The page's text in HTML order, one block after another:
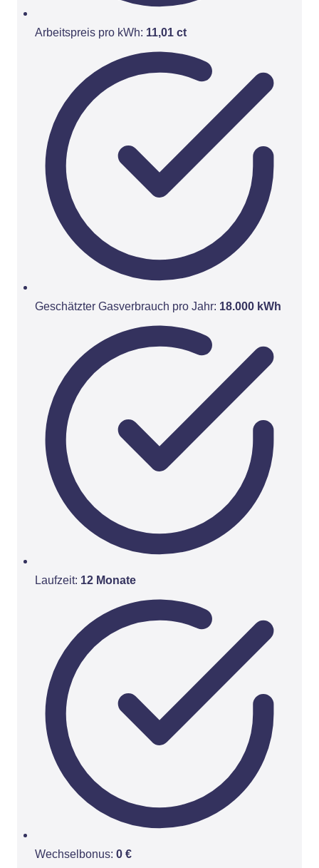
Arbeitspreis pro kWh: 11,01 ct
Geschätzter Gasverbrauch pro Jahr: 18.000 kWh
Laufzeit: 12 Monate
Wechselbonus: 0 €